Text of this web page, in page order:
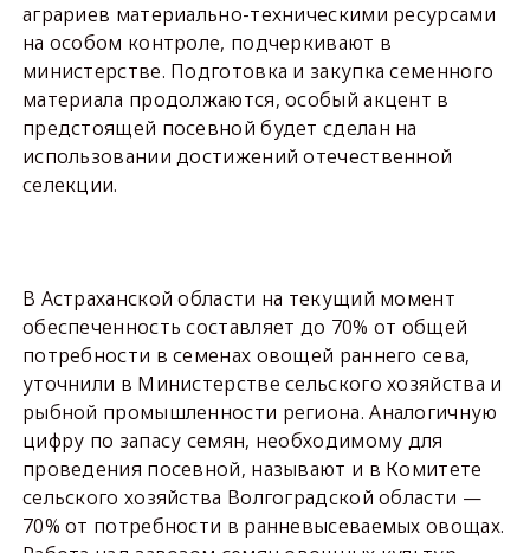
аграриев материально-техническими ресурсами
на особом контроле, подчеркивают в
министерстве. Подготовка и закупка семенного
материала продолжаются, особый акцент в
предстоящей посевной будет сделан на
использовании достижений отечественной
селекции.
В Астраханской области на текущий момент
обеспеченность составляет до 70% от общей
потребности в семенах овощей раннего сева,
уточнили в Министерстве сельского хозяйства и
рыбной промышленности региона. Аналогичную
цифру по запасу семян, необходимому для
проведения посевной, называют и в Комитете
сельского хозяйства Волгоградской области —
70% от потребности в ранневысеваемых овощах.